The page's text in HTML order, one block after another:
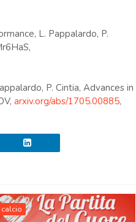
L. Pappalardo, P.
P. Cintia, Advances in
arxiv.org/abs/1705.00885,
calcio